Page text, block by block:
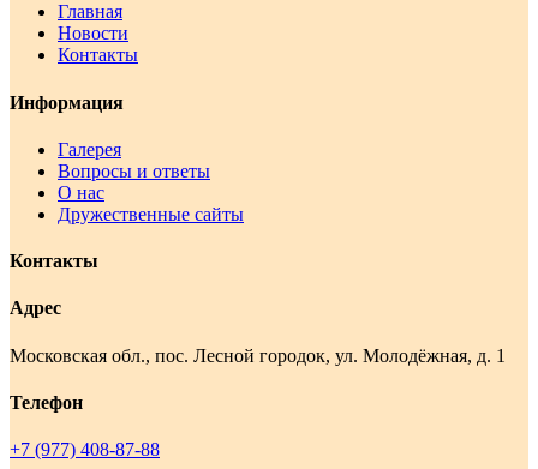
Главная
Новости
Контакты
Информация
Галерея
Вопросы и ответы
О нас
Дружественные сайты
Контакты
Адрес
Московская обл., пос. Лесной городок, ул. Молодёжная, д. 1
Телефон
+7 (977) 408-87-88